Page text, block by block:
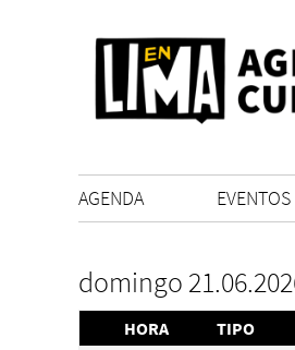
AGENDA EVENTOS
domingo
HORA TIPO